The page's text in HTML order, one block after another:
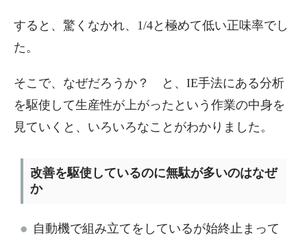
すると、驚くなかれ、1/4と極めて低い正味率でし
た。
そこで、なぜだろうか？ と、IE手法にある分析
を駆使して生産性が上がったという作業の中身を
見ていくと、いろいろなことがわかりました。
改善を駆使しているのに無駄が多いのはなぜ
か
自動機で組み立てをしているが始終止まって